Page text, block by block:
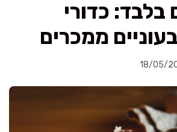
בלבד: כדורי
ממכרים
18/05/